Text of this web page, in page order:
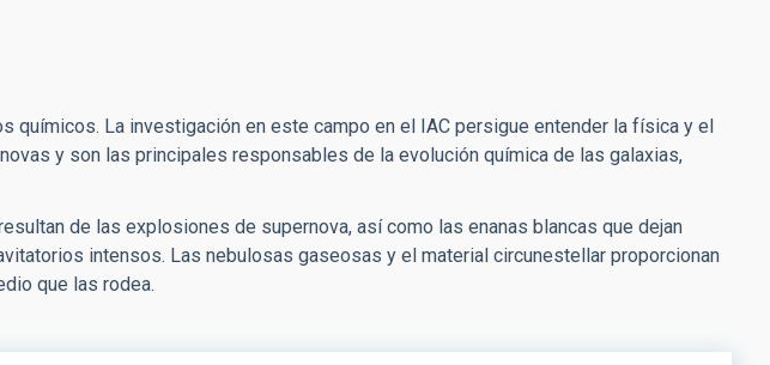
La investigación en este campo en el IAC persigue entender la física y el
y son las principales responsables de la evolución química de las galaxias,
de las explosiones de supernova, así como las enanas blancas que dejan
intensos. Las nebulosas gaseosas y el material circunestellar proporcionan
que las rodea.